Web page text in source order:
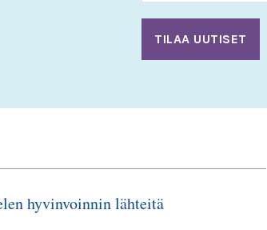
hyvinvoinnin lähteitä